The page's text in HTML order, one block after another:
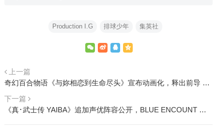
Production I.G 排球少年 集英社
上一篇
奇幻百合物语《与妳相恋到生命尽头》宣布动画化，释出前导 PV 与豪华声优阵容
下一篇
《真･武士传 YAIBA》追加声优阵容公开，BLUE ENCOUNT 演唱主题曲〈BLADE〉